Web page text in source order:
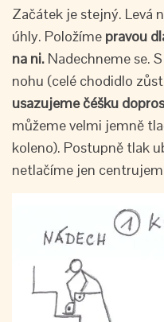
Začátek je stejný. Levá
úhly. Položíme pravou
na ni. Nadechneme se.
nohu (celé chodidlo
usazujeme čéšku
můžeme velmi jemně
koleno). Postupně tlak
netlačíme jen